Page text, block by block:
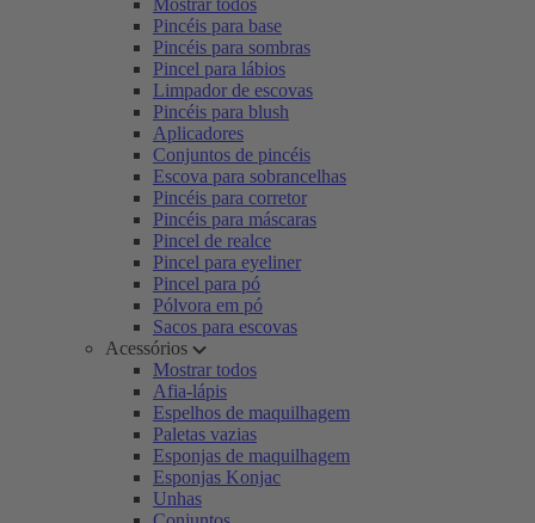
Mostrar todos
Pincéis para base
Pincéis para sombras
Pincel para lábios
Limpador de escovas
Pincéis para blush
Aplicadores
Conjuntos de pincéis
Escova para sobrancelhas
Pincéis para corretor
Pincéis para máscaras
Pincel de realce
Pincel para eyeliner
Pincel para pó
Pólvora em pó
Sacos para escovas
Acessórios
Mostrar todos
Afia-lápis
Espelhos de maquilhagem
Paletas vazias
Esponjas de maquilhagem
Esponjas Konjac
Unhas